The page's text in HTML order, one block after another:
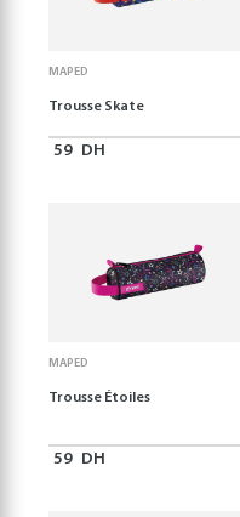
MAPED
Trousse Skate
59 DH
MAPED
Trousse Étoiles
59 DH